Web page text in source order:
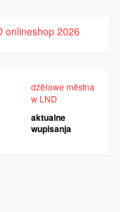
dźěłowe městna
w LND
aktualne
wupisanja